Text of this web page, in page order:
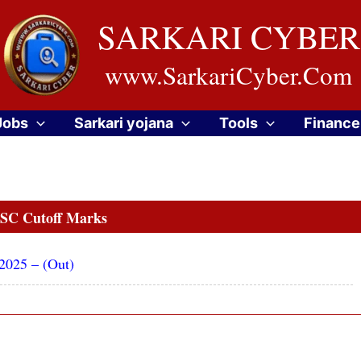
SARKARI CYBER
www.SarkariCyber.Com
Sarkari yojana Tools Finance
Cutoff Marks
– (Out)